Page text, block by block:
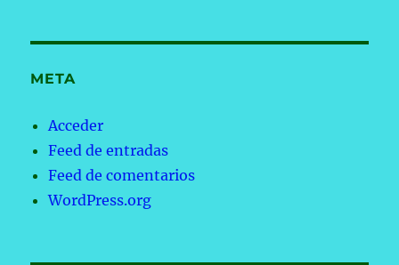
META
Acceder
Feed de entradas
Feed de comentarios
WordPress.org